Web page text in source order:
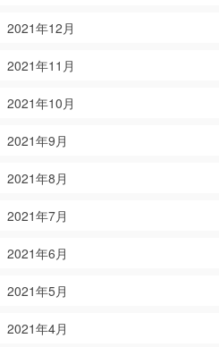
2021年12月
2021年11月
2021年10月
2021年9月
2021年8月
2021年7月
2021年6月
2021年5月
2021年4月